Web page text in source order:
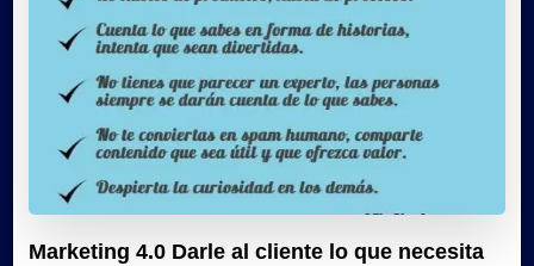
Marketing 4.0 Darle al cliente lo que necesita